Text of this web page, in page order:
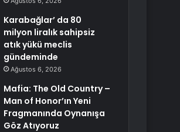
Karabağlar’ da 80
milyon liralık sahipsiz
atık yükü meclis
gündeminde
Ağustos 6, 2026
Mafia: The Old Country –
Man of Honor’ın Yeni
Fragmanında Oynanışa
Göz Atıyoruz